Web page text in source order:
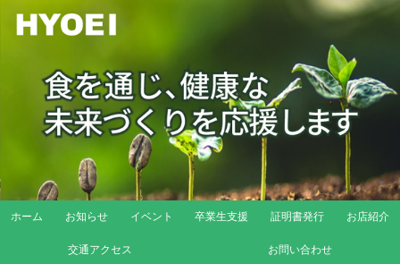
ホーム お知らせ イベント 卒業生支援 証明書発行 お店紹介
交通アクセス お問い合わせ